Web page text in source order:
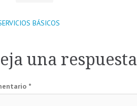
entradas
BÁSICOS
una respuesta
*